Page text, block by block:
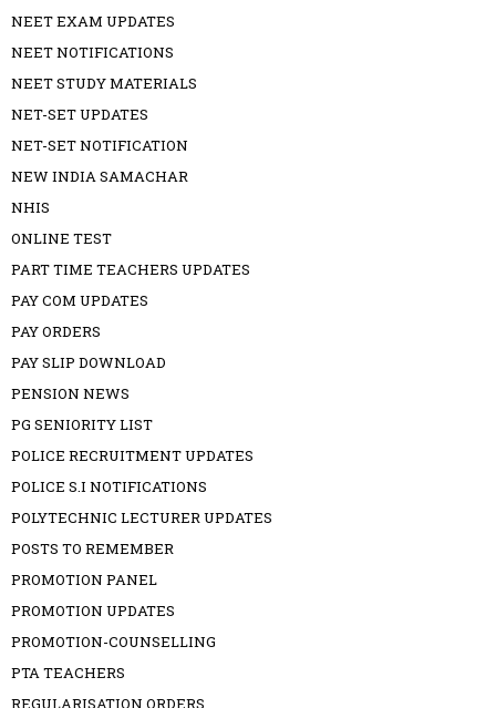
NEET EXAM UPDATES
NEET NOTIFICATIONS
NEET STUDY MATERIALS
NET-SET UPDATES
NET-SET NOTIFICATION
NEW INDIA SAMACHAR
NHIS
ONLINE TEST
PART TIME TEACHERS UPDATES
PAY COM UPDATES
PAY ORDERS
PAY SLIP DOWNLOAD
PENSION NEWS
PG SENIORITY LIST
POLICE RECRUITMENT UPDATES
POLICE S.I NOTIFICATIONS
POLYTECHNIC LECTURER UPDATES
POSTS TO REMEMBER
PROMOTION PANEL
PROMOTION UPDATES
PROMOTION-COUNSELLING
PTA TEACHERS
REGULARISATION ORDERS